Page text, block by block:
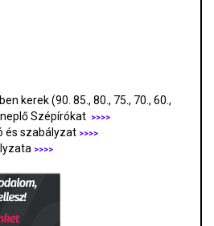
kerek (90. 85., 80., 75., 70., 60.,
Szépírókat
>>>>
és szabályzat >>>>
>>>>